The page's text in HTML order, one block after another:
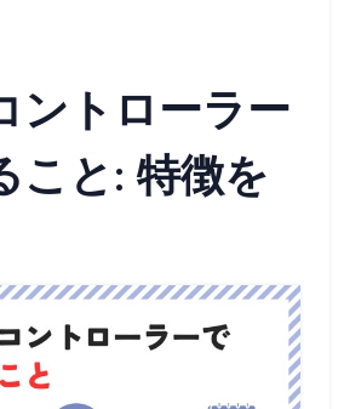
ントローラー
こと: 特徴を